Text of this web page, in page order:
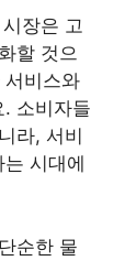
장은 고
할 것으
비스와
소비자들
라, 서비
시대에
순한 물